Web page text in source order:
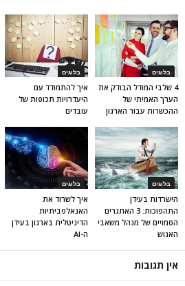
בלוגים
איך להתמודד עם
היעדרויות תכופות של
עובדים
בלוגים
4 שלבי המודל הבודק את
הערך האמיתי של
ההכשרות עבור הארגון
בלוגים
איך לשרוד את
האנאלפביתיוּת
הדיגיטלית בארגון בעידן
ה-AI
בלוגים
הישרדות בעידן
התהפוכות: 3 האתגרים
הסמויים של מנהל משאבי
האנוש
אין תגובות